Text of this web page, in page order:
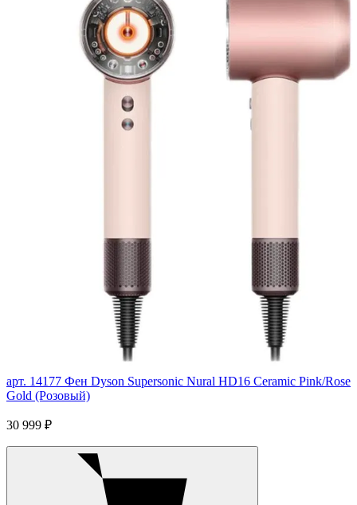
арт. 14177 Фен Dyson Supersonic Nural HD16 Ceramic Pink/Rose
Gold (Розовый)
30 999 ₽